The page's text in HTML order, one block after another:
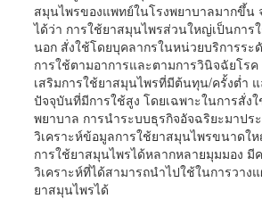
สมุนไพรของแพทย์ในโรงพยาบาลมากขึ้น
ได้ว่า การใช้ยาสมุนไพรส่วนใหญ่เป็นการ
นอก สั่งใช้โดยบุคลากรในหน่วยบริการระ
การใช้ตามอาการและตามการวินิจฉัยโรค
เสริมการใช้ยาสมุนไพรที่มีต้นทุน/ครั้งต่ำ
ปัจจุบันที่มีการใช้สูง โดยเฉพาะในการสั่ง
พยาบาล การนำระบบธุรกิจอัจฉริยะมาปร
วิเคราะห์ข้อมูลการใช้ยาสมุนไพรขนาดใ
การใช้ยาสมุนไพรได้หลากหลายมุมมอง มี
วิเคราะห์ที่ได้สามารถนำไปใช้ในการวาง
ยาสมุนไพรได้